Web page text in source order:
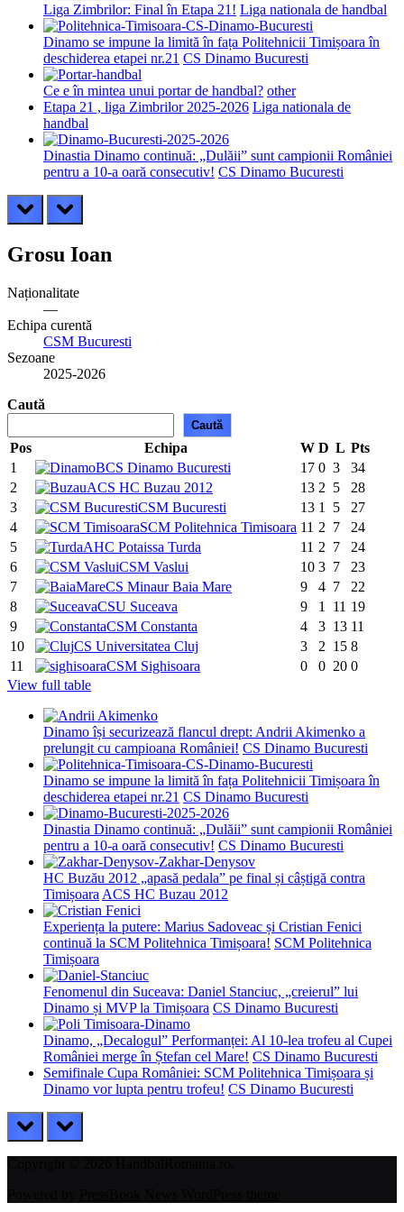
Liga Zimbrilor: Final în Etapa 21! Liga nationala de handbal
Dinamo se impune la limită în fața Politehnicii Timișoara în
deschiderea etapei nr.21 CS Dinamo Bucuresti
Ce e în mintea unui portar de handbal? other
Etapa 21 , liga Zimbrilor 2025-2026 Liga nationala de
handbal
Dinastia Dinamo continuă: „Dulăii” sunt campionii României
pentru a 10-a oară consecutiv! CS Dinamo Bucuresti
prev next
Grosu Ioan
Naționalitate
—
Echipa curentă
CSM Bucuresti
Sezoane
2025-2026
Caută
Caută
Pos Echipa W D L Pts
1
CS Dinamo Bucuresti 17 0 3
34
2
ACS HC Buzau 2012 13 2 5
28
3
CSM Bucuresti 13 1 5
27
4
SCM Politehnica Timisoara 11 2 7
24
5
AHC Potaissa Turda 11 2 7
24
6
CSM Vaslui 10 3 7
23
7
CS Minaur Baia Mare 9 4 7
22
8
CSU Suceava 9 1 11 19
9
CSM Constanta 4 3 13 11
10
CS Universitatea Cluj 3 2 15 8
11
CSM Sighisoara 0 0 20 0
View full table
Dinamo își securizează flancul drept: Andrii Akimenko a
prelungit cu campioana României! CS Dinamo Bucuresti
Dinamo se impune la limită în fața Politehnicii Timișoara în
deschiderea etapei nr.21 CS Dinamo Bucuresti
Dinastia Dinamo continuă: „Dulăii” sunt campionii României
pentru a 10-a oară consecutiv! CS Dinamo Bucuresti
HC Buzău 2012 „apasă pedala” pe final și câștigă contra
Timișoara ACS HC Buzau 2012
Experiența la putere: Marius Sadoveac și Cristian Fenici
continuă la SCM Politehnica Timișoara! SCM Politehnica
Timișoara
Fenomenul din Suceava: Daniel Stanciuc, „creierul” lui
Dinamo și MVP la Timișoara CS Dinamo Bucuresti
Dinamo, „Decalogul” Performanței: Al 10-lea trofeu al Cupei
României merge în Ștefan cel Mare! CS Dinamo Bucuresti
Semifinale Cupa României: SCM Politehnica Timișoara și
Dinamo vor lupta pentru trofeu! CS Dinamo Bucuresti
prev next